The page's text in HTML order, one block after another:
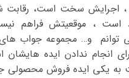
، اجرایش سخت است، رقابت
است ، موقعیتش فراهم
توانم و… مجموعه جواب
انجام ندادن ایده
به یکی ایده فروش محصولی